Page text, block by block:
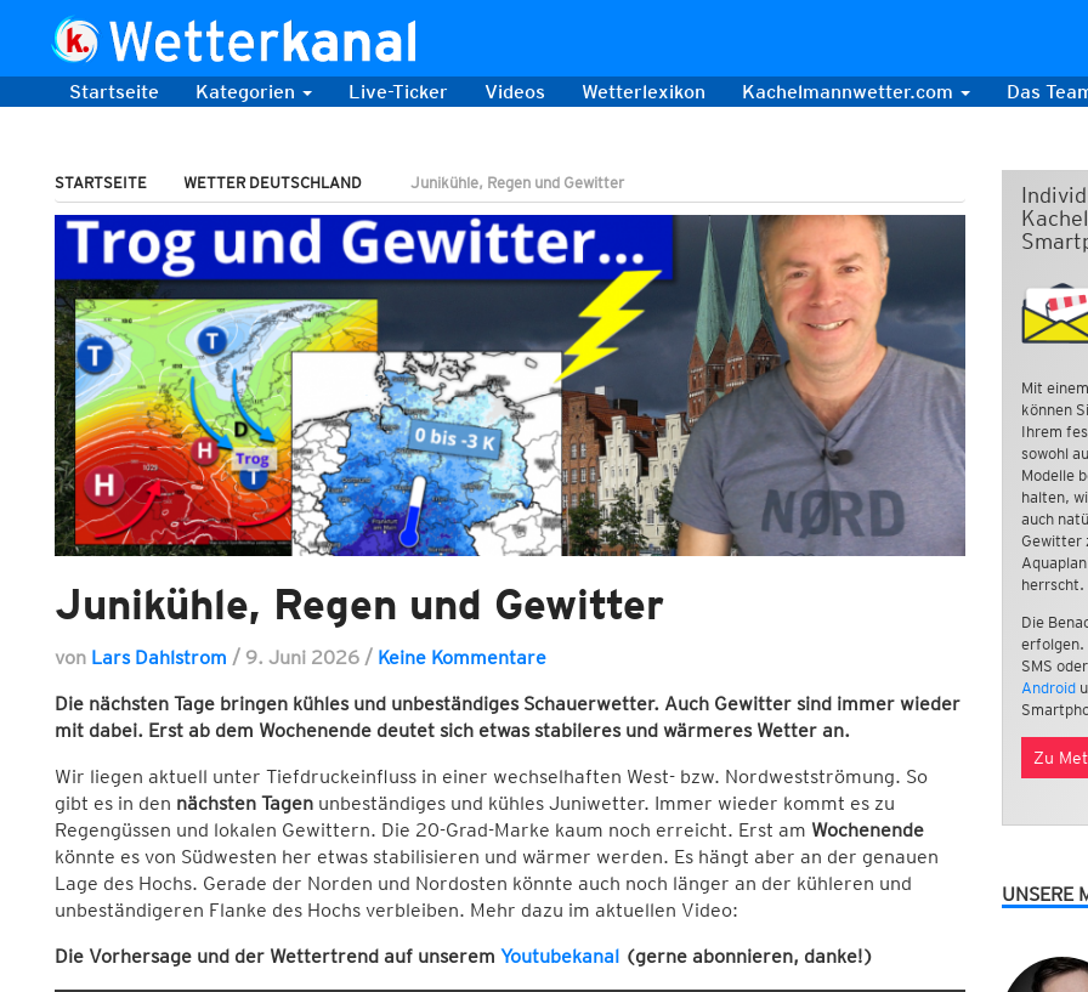
Startseite Kategorien Live-Ticker Videos Wetterlexikon Kachelmannwetter.com Das
STARTSEITE WETTER DEUTSCHLAND Junikühle, Regen und Gewitter
Junikühle, Regen und Gewitter
von Lars Dahlstrom / 9. Juni 2026 / Keine Kommentare
Die nächsten Tage bringen kühles und unbeständiges Schauerwetter. Auch Gewitter sind immer wieder
mit dabei. Erst ab dem Wochenende deutet sich etwas stabileres und wärmeres Wetter an.
Wir liegen aktuell unter Tiefdruckeinfluss in einer wechselhaften West- bzw. Nordwestströmung. So
gibt es in den nächsten Tagen unbeständiges und kühles Juniwetter. Immer wieder kommt es zu
Regengüssen und lokalen Gewittern. Die 20-Grad-Marke kaum noch erreicht. Erst am Wochenende
könnte es von Südwesten her etwas stabilisieren und wärmer werden. Es hängt aber an der genauen
Lage des Hochs. Gerade der Norden und Nordosten könnte auch noch länger an der kühleren und
unbeständigeren Flanke des Hochs verbleiben. Mehr dazu im aktuellen Video:
Die Vorhersage und der Wettertrend auf unserem Youtubekanal (gerne abonnieren, danke!)
Mit
können
Ihrem
sowohl
Modelle
halten,
auch
Gewitter
herrscht.
Die
erfolgen.
SMS
Android
Zu
UNSERE